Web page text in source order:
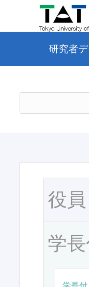
研究者
役員
学